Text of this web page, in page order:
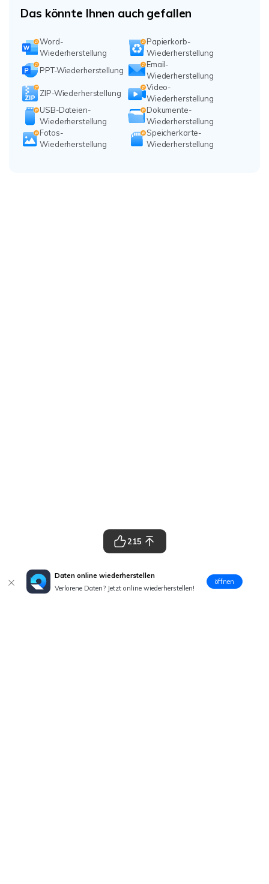
Das könnte Ihnen auch gefallen
Word-
Wiederherstellung
Papierkorb-
Wiederherstellung
PPT-Wiederherstellung
Email-
Wiederherstellung
ZIP-Wiederherstellung
Video-
Wiederherstellung
USB-Dateien-
Wiederherstellung
Dokumente-
Wiederherstellung
Fotos-
Wiederherstellung
Speicherkarte-
Wiederherstellung
Daten online wiederherstellen
Verlorene Daten? Jetzt online wiederherstellen!
öffnen
215